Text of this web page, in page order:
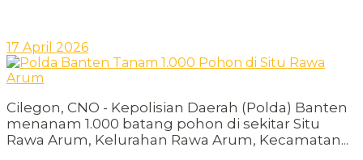
17 April 2026
Cilegon, CNO - Kepolisian Daerah (Polda) Banten
menanam 1.000 batang pohon di sekitar Situ
Rawa Arum, Kelurahan Rawa Arum, Kecamatan...